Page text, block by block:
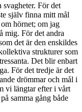
svagheter. För det
själv finna mitt mål
hörnet; om jag
mig. För det andra
det är den enskildes
strukturer som
Det blir enbart
För det tredje är det
drömmar och mål i
vi längtar efter i vårt
samma gång både